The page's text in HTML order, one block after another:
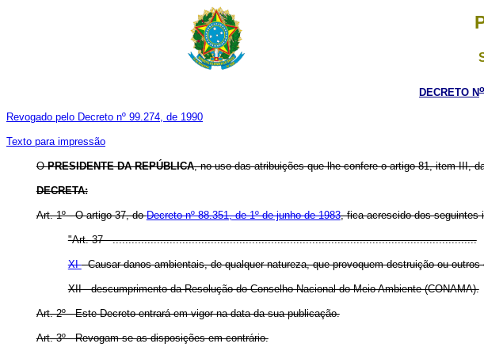
DECRETO No
Revogado pelo Decreto nº 99.274, de 1990
Texto para impressão
OPRESIDENTE DA REPÚBLICA, no uso das atribuições que lhe confere o artigo 81, item III,
DECRETA:
Art. 1º - O artigo 37, doDecreto nº 88.351, de 1º de junho de 1983, fica acrescido dos seguintes
"Art. 37 - ...................................................................................................................
XI- Causar danos ambientais, de qualquer natureza, que provoquem destruição ou
XII - descumprimento da Resolução do Conselho Nacional do Meio Ambiente (CONAMA).
Art. 2º - Este Decreto entrará em vigor na data da sua publicação.
Art. 3º - Revogam-se as disposições em contrário.